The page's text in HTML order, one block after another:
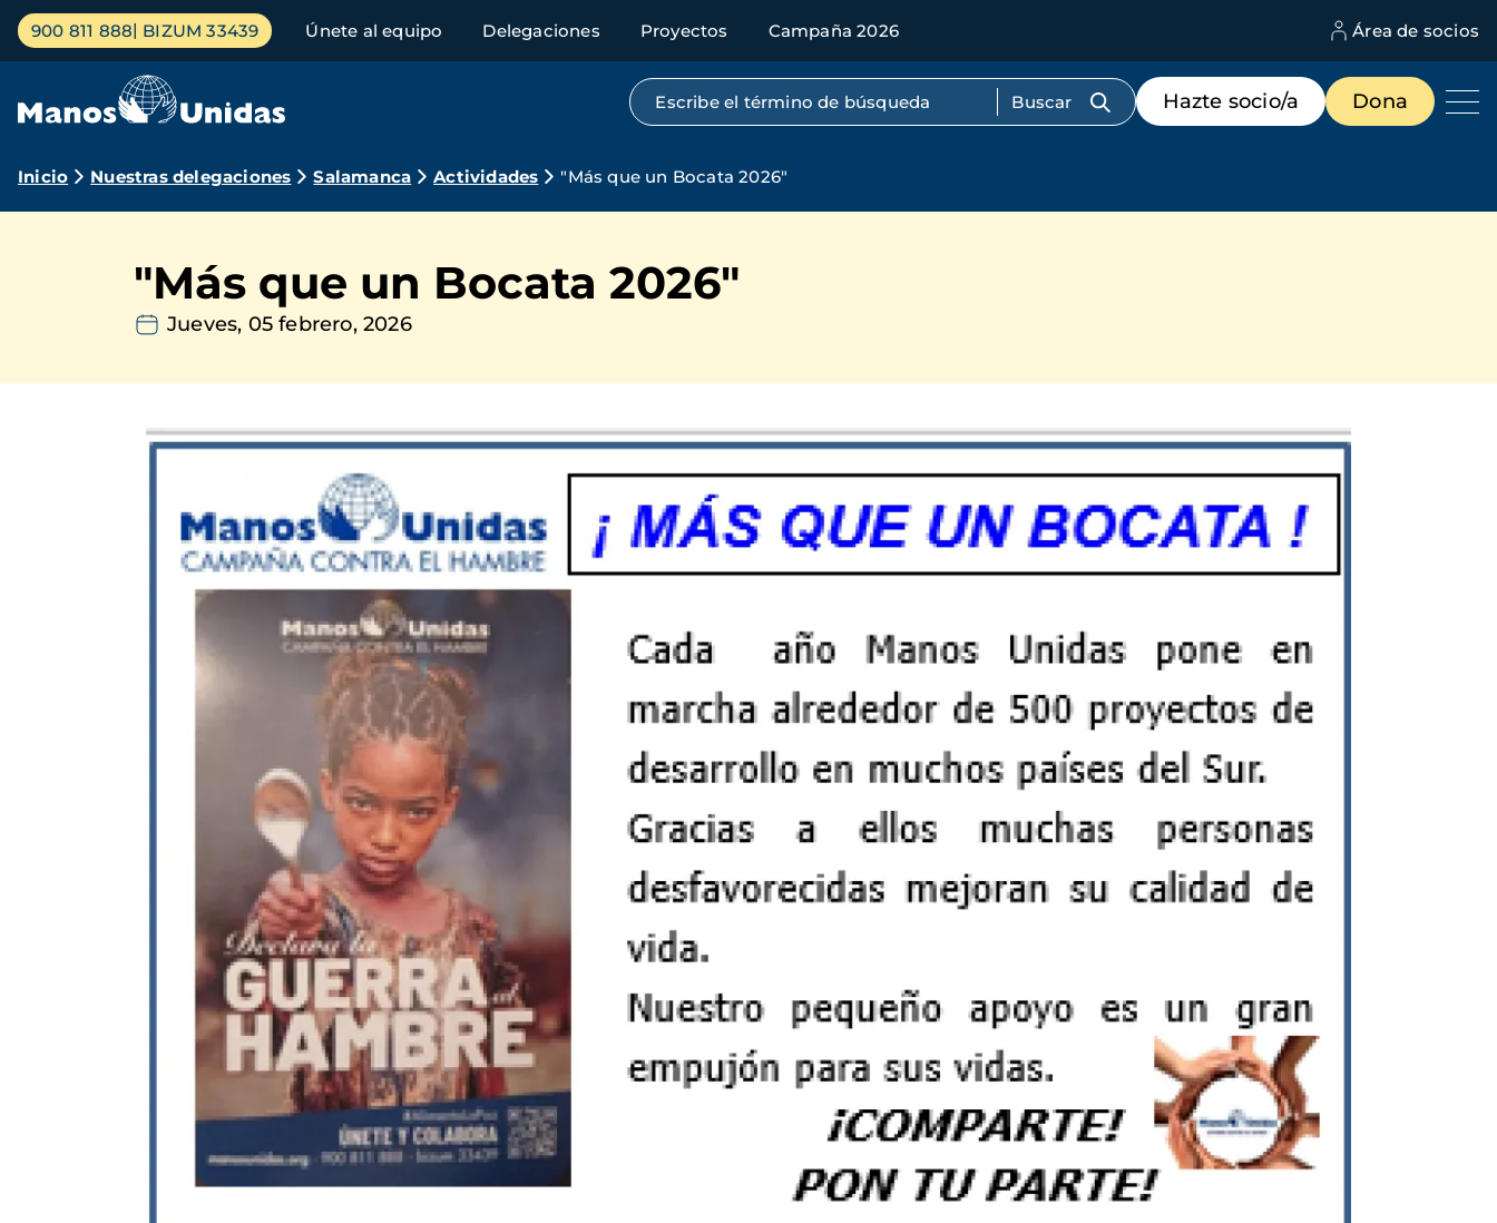
Pasar
contenido
Menú
principal
900 811 888 BIZUM 33439 Únete al equipo Delegaciones Proyectos Campaña 2026 Área de socios
Búsqueda por texto completo
Menú
de
destacados
Hazte socio/a Dona
Ruta
navegación
Inicio Nuestras delegaciones Salamanca Actividades "Más que un Bocata 2026"
"Más que un Bocata 2026"
Jueves, 05 febrero, 2026